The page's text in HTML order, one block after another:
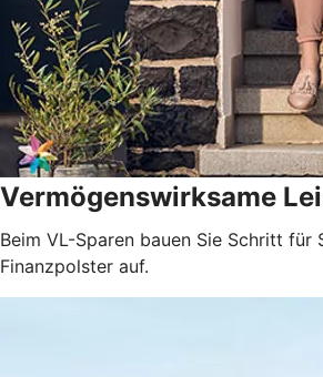
Vermögenswirksame
Beim VL-Sparen bauen Sie Schritt für
Finanzpolster auf.